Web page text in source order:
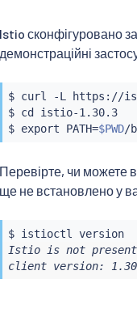
Istio сконфігуровано
демонстраційні
$ curl -L https://
$ cd
istio-1.30.3
$ export PATH=$PWD/
Перевірте, чи можете
ще не встановлено у
$ istioctl
version
Istio is not present
client version: